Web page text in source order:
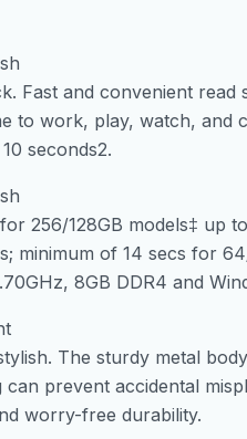
Fast and convenient read
to work, play, watch, and
seconds2.
256/128GB models‡ up
minimum of 14 secs for
8GB DDR4 and
The sturdy metal
can prevent accidental
worry-free durability.